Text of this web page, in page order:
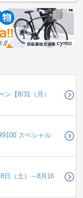
【8/31（月）
スペシャル
日（土）～8月16